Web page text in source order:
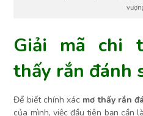
Giải mã chi
thấy rắn đánh
Để biết chính xác mơ thấy rắn
của mình, việc đầu tiên bạn cần